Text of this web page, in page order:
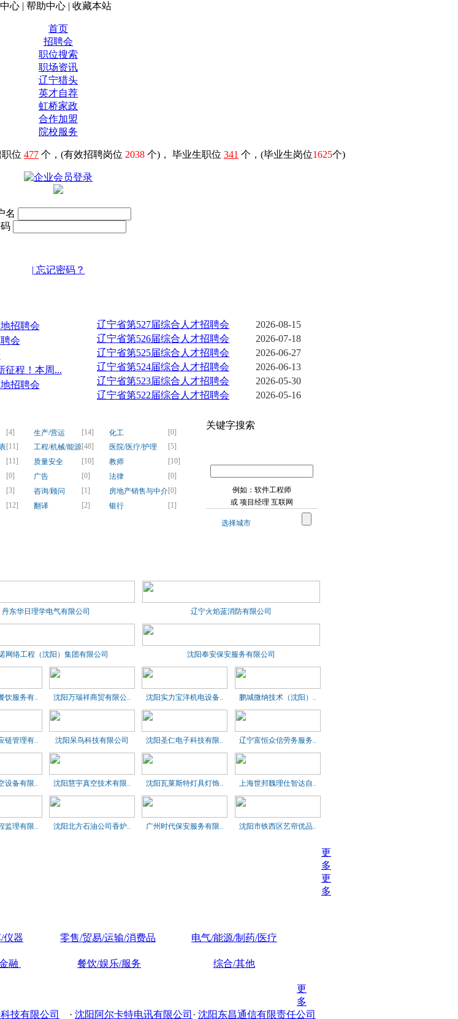
心 | 帮助中心 | 收藏本站
首页
招聘会
职位搜索
职场资讯
辽宁猎头
英才自荐
虹桥家政
合作加盟
院校服务
位 477 个，(有效招聘岗位 2038 个)， 毕业生职位 341 个，(毕业生岗位1625个)
名
| 忘记密码？
招聘会
会
征程！本周...
招聘会
辽宁省第527届综合人才招聘会
2026-08-15
辽宁省第526届综合人才招聘会
2026-07-18
辽宁省第525届综合人才招聘会
2026-06-27
辽宁省第524届综合人才招聘会
2026-06-13
辽宁省第523届综合人才招聘会
2026-05-30
辽宁省第522届综合人才招聘会
2026-05-16
[4] 生产/营运 [14] 化工
[0]
[11] 工程/机械/能源[48] 医院/医疗/护理
[5]
[11] 质量安全 [10] 教师
[10]
[0] 广告 [0] 法律
[0]
[3] 咨询/顾问 [1] 房地产销售与中介[0]
[12] 翻译 [2] 银行
[1]
关键字搜索
例如：软件工程师
或 项目经理 互联网
丹东华日理学电气有限公司 辽宁火焰蓝消防有限公司
网络工程（沈阳）集团有限公司 沈阳奉安保安服务有限公司
饮服务有.. 沈阳万瑞祥商贸有限公.. 沈阳实力宝洋机电设备.. 鹏城微纳技术（沈阳）..
链管理有.. 沈阳呆鸟科技有限公司 沈阳圣仁电子科技有限.. 辽宁富恒众信劳务服务..
设备有限.. 沈阳慧宇真空技术有限.. 沈阳瓦莱斯特灯具灯饰.. 上海世邦魏理仕智达自..
监理有限.. 沈阳北方石油公司香炉.. 广州时代保安服务有限.. 沈阳市铁西区艺帘优品..
更
多
更
多
仪器 零售/贸易/运输/消费品 电气/能源/制药/医疗
融 餐饮/娱乐/服务 综合/其他
更
多
技有限公司 · 沈阳阿尔卡特电讯有限公司 · 沈阳东昌通信有限责任公司